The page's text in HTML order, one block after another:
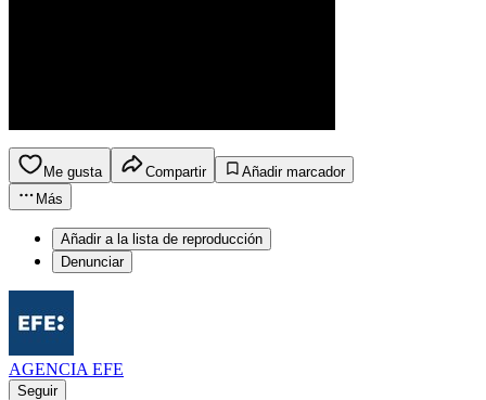
Me gusta Compartir
Añadir marcador
Más
Añadir a la lista de reproducción
Denunciar
AGENCIA EFE
Seguir